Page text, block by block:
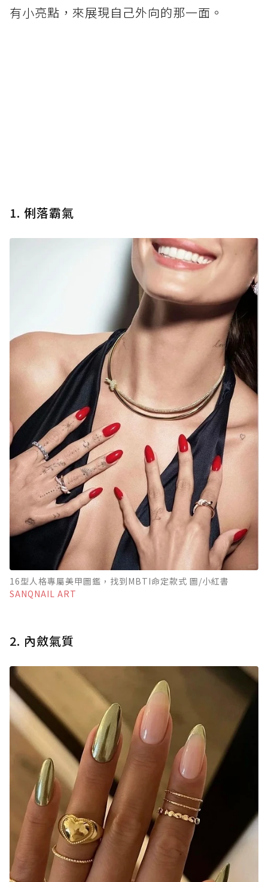
有小亮點，來展現自己外向的那一面。
1. 俐落霸氣
16型人格專屬美甲圖鑑，找到MBTI命定款式 圖/小紅書
SANQNAIL ART
2. 內斂氣質